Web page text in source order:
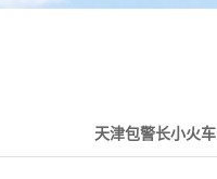
天津包警长小火车